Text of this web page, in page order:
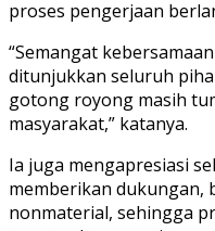
proses pengerjaan
“Semangat
ditunjukkan seluruh
gotong royong masih
masyarakat,” katanya.
Ia juga mengapresiasi
memberikan dukungan,
nonmaterial, sehingga